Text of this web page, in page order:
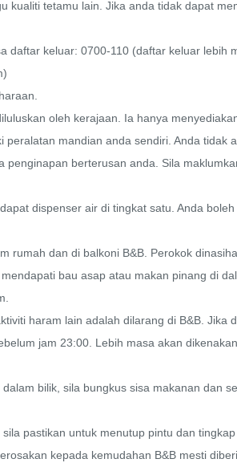
kualiti tetamu lain. Jika anda tidak dapat
daftar keluar: 0700-110 (daftar keluar lebih
oleh kerajaan. Ia hanya
peralatan mandian anda sendiri. Anda tidak
penginapan berterusan anda. Sila
dispenser air di tingkat satu. Anda
rumah dan di balkoni B&B. Perokok
bau asap atau makan pinang di
haram lain adalah dilarang di B&B. Jika
jam 23:00. Lebih masa akan
bilik, sila bungkus sisa makanan dan
pastikan untuk menutup pintu dan
kepada kemudahan B&B mesti